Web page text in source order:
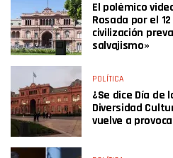
El polémico
Rosada por el
civilización
salvajismo»
POLÍTICA
¿Se dice Día de
Diversidad
vuelve a